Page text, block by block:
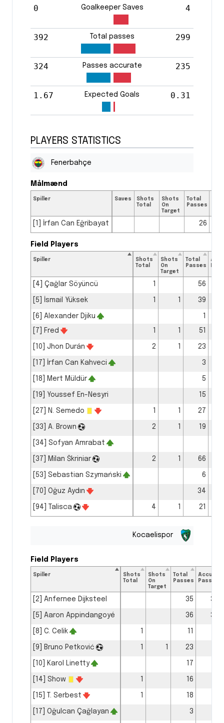
0 Goalkeeper Saves 4
392 Total passes 299
324 Passes accurate 235
1.67 Expected Goals 0.31
PLAYERS STATISTICS
Fenerbahçe
Spiller Saves
Shots
Total
Shots
On
Target
Total
Passes
[1] İrfan Can Eğribayat 26
Målmænd
Spiller
Shots
Total
Shots
On
Target
Total
Passes
[4] Çağlar Söyüncü 1 56
[5] İsmail Yüksek 1 1 39
[6] Alexander Djiku 1
[7] Fred 1 1 51
[10] Jhon Durán 2 1 23
[17] İrfan Can Kahveci 3
[18] Mert Müldür 5
[19] Youssef En-Nesyri 15
[27] N. Semedo 1 1 27
[33] A. Brown 2 1 19
[34] Sofyan Amrabat
[37] Milan Škriniar 2 1 66
[53] Sebastian Szymański 6
[70] Oğuz Aydın 34
[94] Talisca 4 1 21
Field Players
Kocaelispor
Spiller
Shots
Total
Shots
On
Target
Total
Passes
Passes
[2] Anfernee Dijksteel 35 30
[5] Aaron Appindangoyé 36 30
[8] C. Celik
[9] Bruno Petković 23
[10] Karol Linetty 17
[14] Show 16
[15] T. Serbest 18
[17] Oğulcan Çağlayan 3
Field Players